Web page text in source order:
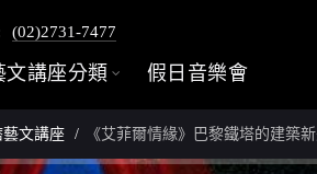
(02)2731-7477
文講座分類 假日音樂會
藝文講座 《艾菲爾情緣》巴黎鐵塔的建築